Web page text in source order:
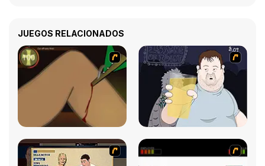
JUEGOS RELACIONADOS